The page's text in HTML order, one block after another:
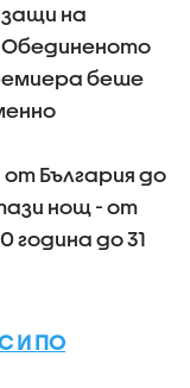
на
беше
от България до
нощ - от
година до 31
И ПО